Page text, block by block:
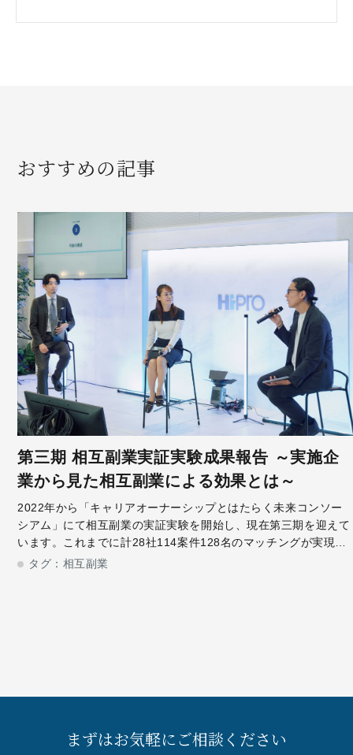
おすすめの記事
第三期 相互副業実証実験成果報告 ～実施企
業から見た相互副業による効果とは～
2022年から「キャリアオーナーシップとはたらく未来コンソー
シアム」にて相互副業の実証実験を開始し、現在第三期を迎えて
います。これまでに計28社114案件128名のマッチングが実現、
相互副業が誕生しました。今回は相互副業を実施した、日本たば
タグ： 相互副業
まずはお気軽にご相談ください